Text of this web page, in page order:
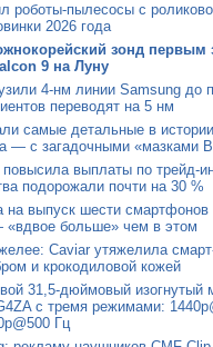
роботы-пылесосы с
2026 года
зонд первым
9 на Луну
4-нм линии Samsung до
переводят на 5 нм
самые детальные в
— с загадочными «мазками
повысила выплаты по трейд-
подорожали почти на 30 %
на выпуск шести смартфонов
больше» чем в этом
Caviar утяжелила
и крокодиловой кожей
31,5-дюймовый изогнутый
с тремя режимами:
Гц